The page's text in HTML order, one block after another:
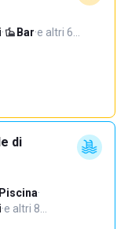
· Bar·e altri 6…
di
Piscina·
·e altri 8…